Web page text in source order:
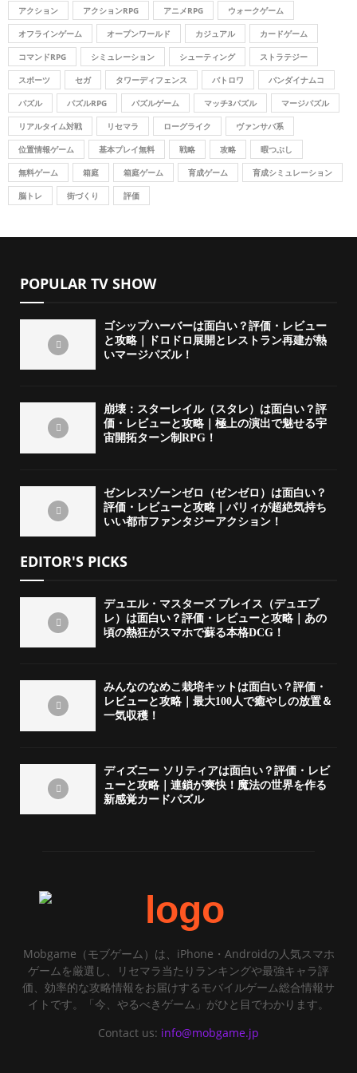
:
H
アクション アクションRPG アニメRPG ウォークゲーム
オフラインゲーム オープンワールド カジュアル カードゲーム
コマンドRPG シミュレーション シューティング ストラテジー
スポーツ セガ タワーディフェンス バトロワ バンダイナムコ
パズル パズルRPG パズルゲーム マッチ3パズル マージパズル
リアルタイム対戦 リセマラ ローグライク ヴァンサバ系
位置情報ゲーム 基本プレイ無料 戦略 攻略 暇つぶし
無料ゲーム 箱庭 箱庭ゲーム 育成ゲーム 育成シミュレーション
脳トレ 街づくり 評価
POPULAR TV SHOW
ゴシップハーバーは面白い？評価・レビュー
と攻略｜ドロドロ展開とレストラン再建が熱
いマージパズル！
崩壊：スターレイル（スタレ）は面白い？評
価・レビューと攻略｜極上の演出で魅せる宇
宙開拓ターン制RPG！
ゼンレスゾーンゼロ（ゼンゼロ）は面白い？
評価・レビューと攻略｜パリィが超絶気持ち
いい都市ファンタジーアクション！
EDITOR'S PICKS
デュエル・マスターズ プレイス（デュエプ
レ）は面白い？評価・レビューと攻略｜あの
頃の熱狂がスマホで蘇る本格DCG！
みんなのなめこ栽培キットは面白い？評価・
レビューと攻略｜最大100人で癒やしの放置＆
一気収穫！
ディズニー ソリティアは面白い？評価・レビ
ューと攻略｜連鎖が爽快！魔法の世界を作る
新感覚カードパズル
Mobgame（モブゲーム）は、iPhone・Androidの人気スマホ
ゲームを厳選し、リセマラ当たりランキングや最強キャラ評
価、効率的な攻略情報をお届けするモバイルゲーム総合情報サ
イトです。「今、やるべきゲーム」がひと目でわかります。
Contact us: info@mobgame.jp